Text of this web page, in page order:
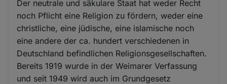
Der neutrale und säkulare Staat hat weder Recht
noch Pflicht eine Religion zu fördern, weder eine
christliche, eine jüdische, eine islamische noch
eine andere der ca. hundert verschiedenen in
Deutschland befindlichen Religionsgesellschaften.
Bereits 1919 wurde in der Weimarer Verfassung
und seit 1949 wird auch im Grundgesetz